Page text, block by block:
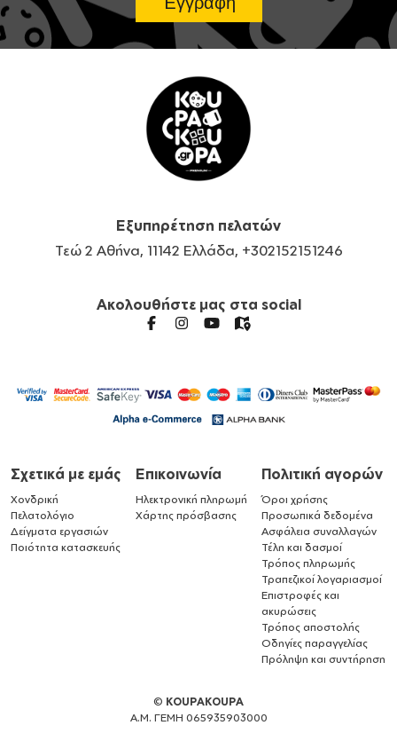
Εξυπηρέτηση πελατών
Τεώ 2 Αθήνα, 11142 Ελλάδα, +302152151246
Ακολουθήστε μας στα social
Σχετικά με εμάς
Χονδρική
Πελατολόγιο
Δείγματα εργασιών
Ποιότητα κατασκευής
Επικοινωνία
Ηλεκτρονική πληρωμή
Χάρτης πρόσβασης
Πολιτική αγορών
Όροι χρήσης
Προσωπικά δεδομένα
Ασφάλεια συναλλαγών
Τέλη και δασμοί
Τρόπος πληρωμής
Τραπεζικοί λογαριασμοί
Επιστροφές και
ακυρώσεις
Τρόπος αποστολής
Οδηγίες παραγγελίας
Πρόληψη και συντήρηση
© KOUPAKOUPA
Α.Μ. ΓΕΜΗ 065935903000